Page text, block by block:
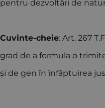
pentru dezvoltări de
Cuvinte-cheie: Art. 267
grad de a formula o
și de gen în înfăptuirea